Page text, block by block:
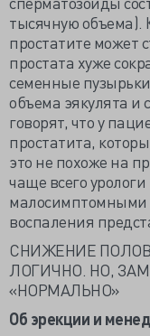
тысячную объема).
простатите может
простата хуже
семенные
объема эякулята и
говорят, что у
простатита,
это не похоже на
чаще всего
малосимптомными
воспаления
СНИЖЕНИЕ
ЛОГИЧНО. НО,
«НОРМАЛЬНО»
Об эрекции и